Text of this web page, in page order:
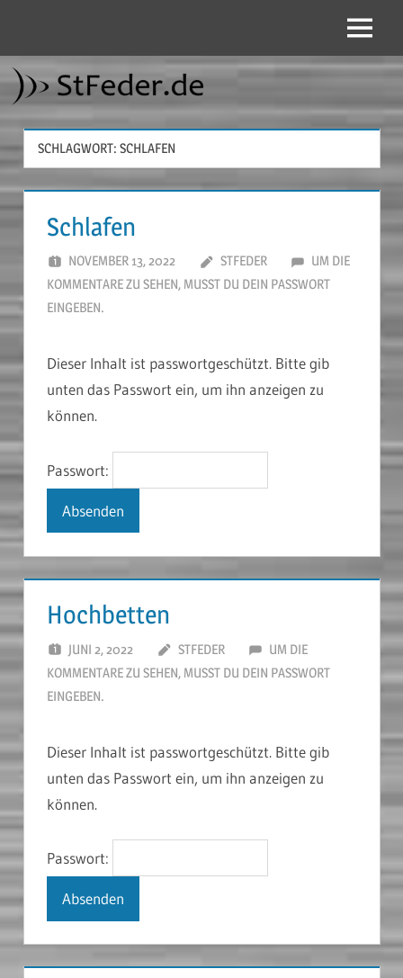
springen
Menü
SCHLAGWORT: SCHLAFEN
Schlafen
NOVEMBER 13, 2022 STFEDER
UM DIE
KOMMENTARE ZU SEHEN, MUSST DU DEIN PASSWORT
EINGEBEN.
Dieser Inhalt ist passwortgeschützt. Bitte gib
unten das Passwort ein, um ihn anzeigen zu
können.
Passwort:
Hochbetten
JUNI 2, 2022 STFEDER
UM DIE
KOMMENTARE ZU SEHEN, MUSST DU DEIN PASSWORT
EINGEBEN.
Dieser Inhalt ist passwortgeschützt. Bitte gib
unten das Passwort ein, um ihn anzeigen zu
können.
Passwort: